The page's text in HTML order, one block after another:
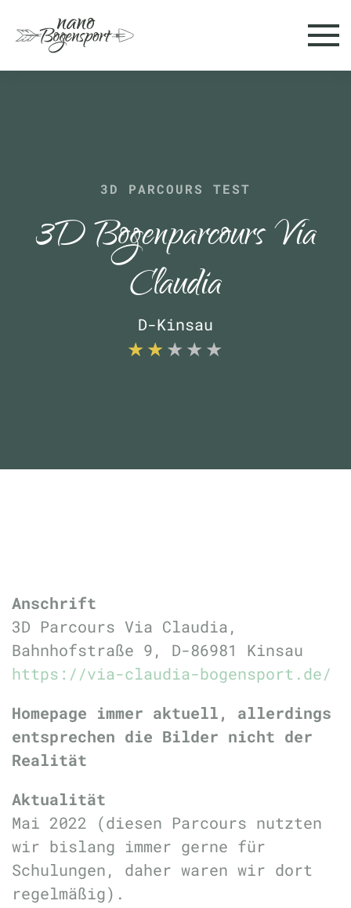
Skip to main content
3D PARCOURS TEST
3D Bogenparcours Via
Claudia
D-Kinsau
Anschrift
3D Parcours Via Claudia,
Bahnhofstraße 9, D-86981 Kinsau
https://via-claudia-bogensport.de/
Homepage immer aktuell, allerdings
entsprechen die Bilder nicht der
Realität
Aktualität
Mai 2022 (diesen Parcours nutzten
wir bislang immer gerne für
Schulungen, daher waren wir dort
regelmäßig).